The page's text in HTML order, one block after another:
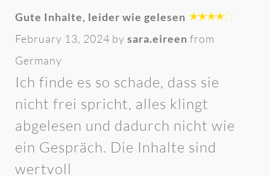
Gute Inhalte, leider wie gelesen
February 13, 2024 by sara.eireen from
Germany
Ich finde es so schade, dass sie
nicht frei spricht, alles klingt
abgelesen und dadurch nicht wie
ein Gespräch. Die Inhalte sind
wertvoll